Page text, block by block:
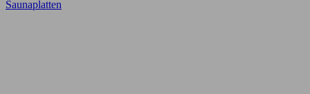
Saunaplatten